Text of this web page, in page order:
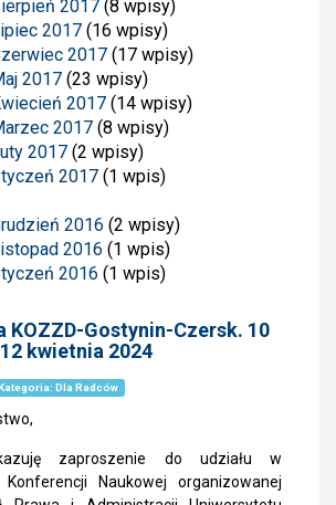
2017 (8 wpisy)
2017 (16 wpisy)
2017 (17 wpisy)
2017 (23 wpisy)
2017 (14 wpisy)
2017 (8 wpisy)
2017 (2 wpisy)
2017 (1 wpis)
2016 (2 wpisy)
2016 (1 wpis)
2016 (1 wpis)
KOZZD-Gostynin-Czersk. 10
kwietnia 2024
Dla Radców
zaproszenie do udziału w
Konferencji Naukowej organizowanej